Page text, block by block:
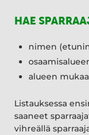
HAE
nimen
alueen
Listauksessa
saaneet
vihreällä